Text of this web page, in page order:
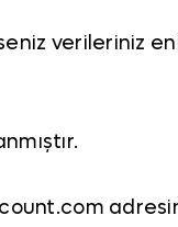
verileriniz